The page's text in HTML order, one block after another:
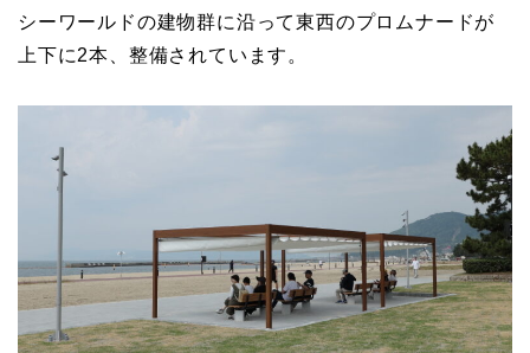
シーワールドの建物群に沿って東西のプロムナードが
上下に2本、整備されています。